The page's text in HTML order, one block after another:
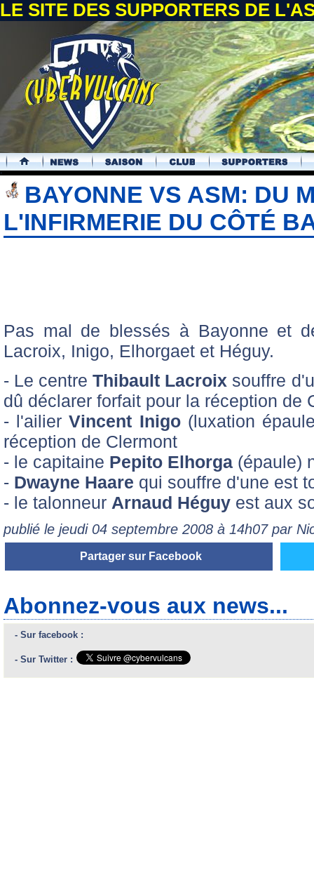
LE SITE DES SUPPORTERS DE
.
BAYONNE VS ASM: DU
L'INFIRMERIE DU CÔTÉ
Pas mal de blessés à Bayonne et
Lacroix, Inigo, Elhorgaet et Héguy.
- Le centreThibault Lacroix souffre
dû déclarer forfait pour la réception de
- l'ailierVincent Inigo(luxation
réception de Clermont
- le capitaine Pepito Elhorga (épaule)
- Dwayne Haare qui souffre d'une est
- le talonneur Arnaud Héguy est aux
publié le jeudi 04 septembre 2008 à 14h07 par
Partager sur Facebook
Abonnez-vous aux news...
- Sur facebook :
- Sur Twitter :